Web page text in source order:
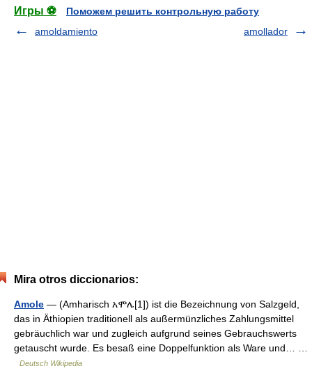
Игры ⚽
Поможем решить контрольную работу
amoldamiento
amollador
Mira otros diccionarios:
Amole — (Amharisch አሞሌ[1]) ist die Bezeichnung von Salzgeld,
das in Äthiopien traditionell als außermünzliches Zahlungsmittel
gebräuchlich war und zugleich aufgrund seines Gebrauchswerts
getauscht wurde. Es besaß eine Doppelfunktion als Ware und… …
Deutsch Wikipedia